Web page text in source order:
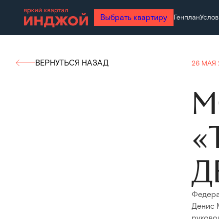
Выбрать квартиру Генплан
ВЕРНУТЬСЯ НАЗАД 26 МАЯ
Денис